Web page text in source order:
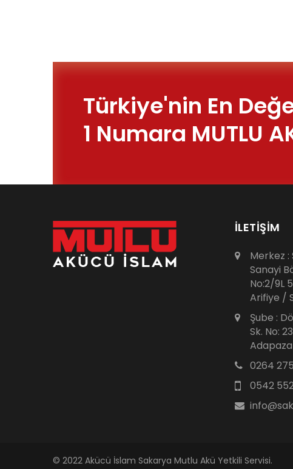
Türkiye'nin En
1 Numara MUTLU
İLETİŞİM
Merkez :
Sanayi
No:2/9L
Arifiye /
Şube :
Sk. No:
0264
0542
© 2022 Akücü İslam Sakarya Mutlu Akü Yetkili Servisi.